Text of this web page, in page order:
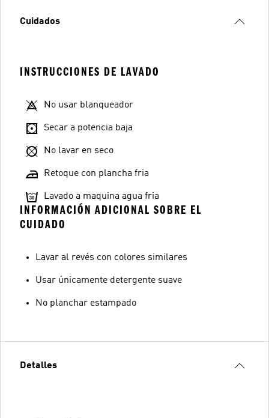
Cuidados
INSTRUCCIONES DE LAVADO
No usar blanqueador
Secar a potencia baja
No lavar en seco
Retoque con plancha fria
Lavado a maquina agua fria
INFORMACIÓN ADICIONAL SOBRE EL
CUIDADO
Lavar al revés con colores similares
Usar únicamente detergente suave
No planchar estampado
Detalles